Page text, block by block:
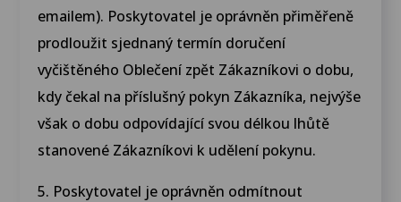
emailem). Poskytovatel je oprávněn přiměřeně
prodloužit sjednaný termín doručení
vyčištěného Oblečení zpět Zákazníkovi o dobu,
kdy čekal na příslušný pokyn Zákazníka, nejvýše
však o dobu odpovídající svou délkou lhůtě
stanovené Zákazníkovi k udělení pokynu.
5. Poskytovatel je oprávněn odmítnout